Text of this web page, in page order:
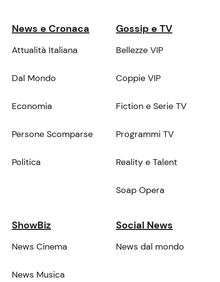
News e Cronaca
Attualità Italiana
Dal Mondo
Economia
Persone Scomparse
Politica
Gossip e TV
Bellezze VIP
Coppie VIP
Fiction e Serie TV
Programmi TV
Reality e Talent
Soap Opera
ShowBiz
News Cinema
News Musica
Social News
News dal mondo